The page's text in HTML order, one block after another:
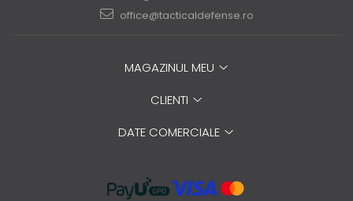
office@tacticaldefense.ro
MAGAZINUL MEU
CLIENTI
DATE COMERCIALE